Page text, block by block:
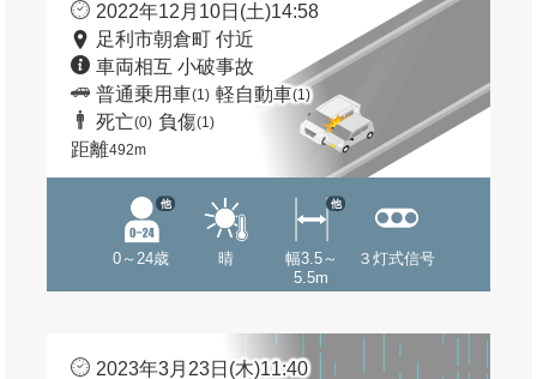
2022年12月10日(土)14:58
足利市朝倉町 付近
車両相互 小破事故
普通乗用車(1) 軽自動車(1)
死亡(0) 負傷(1)
距離492m
0～24歳
他
晴
幅3.5～
5.5m
他
３灯式信号
2023年3月23日(木)11:40